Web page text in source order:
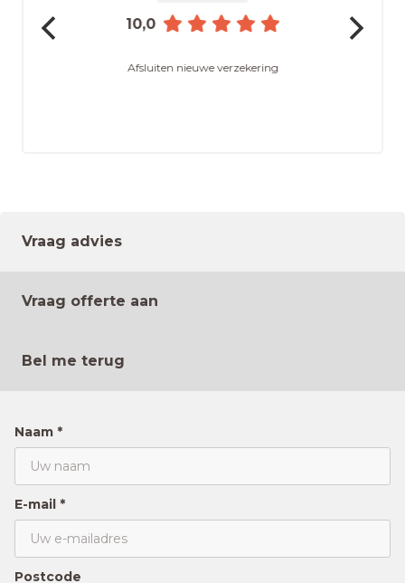
10,0
Afsluiten nieuwe verzekering
Vraag advies
Vraag offerte aan
Bel me terug
Naam *
E-mail *
Postcode